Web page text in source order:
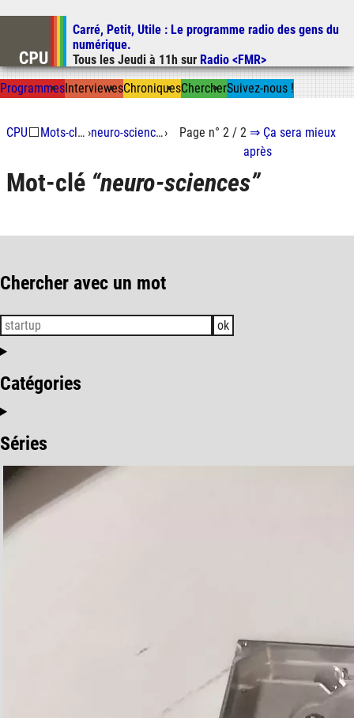
Aller au contenu
Aller à la recherche
Carré, Petit, Utile : Le programme radio des gens du
numérique.
Tous les Jeudi à 11h sur Radio <FMR>
ProgrammesInterviewesChroniquesChercherSuivez-nous !
CPU⬜ Mots-clés › neuro-sciences› Page n° 2 / 2 ⇒ Ça sera mieux
après
Mot-clé neuro-sciences
Chercher avec un mot
ok
Catégories
Séries